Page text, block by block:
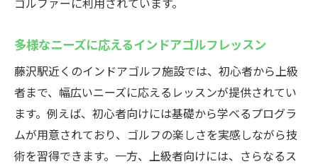
多様なニーズに応えるインドアゴルフレッスン
藤沢駅近くのインドアゴルフ施設では、初心者から上級
者まで、幅広いニーズに応えるレッスンが提供されてい
ます。例えば、初心者向けには基礎から学べるプログラ
ムが用意されており、ゴルフの楽しさを実感しながら技
術を習得できます。一方、上級者向けには、さらなるス